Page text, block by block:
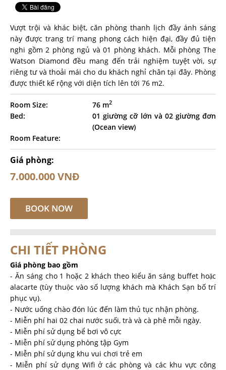
Vượt trội và khác biệt, căn phòng thanh lịch đầy ánh sáng
này được trang trí mang phong cách hiện đại, đầy đủ tiện
nghi gồm 2 phòng ngủ và 01 phòng khách. Mỗi phòng The
Watson Diamond đều mang đến trải nghiệm tuyệt vời, sự
riêng tư và thoải mái cho du khách nghỉ chân tại đây. Phòng
được thiết kế rộng với diện tích lên tới 76 m2.
Room Size: 76 m2
Bed:
01 giường cỡ lớn và 02 giường đơn
(Ocean view)
Room Feature:
Giá phòng:
7.000.000 VNĐ
BOOK NOW
CHI TIẾT PHÒNG
Giá phòng bao gồm
- Ăn sáng cho 1 hoặc 2 khách theo kiểu ăn sáng buffet hoặc
alacarte (tùy thuộc vào số lượng khách mà Khách Sạn bố trí
phục vụ).
- Nước uống chào đón lúc đến làm thủ tục nhận phòng.
- Miễn phí hai 02 chai nước suối, trà và cà phê mỗi ngày.
- Miễn phí sử dụng bể bơi vô cực
- Miễn phí sử dụng phòng tập Gym
- Miễn phí sử dụng khu vui chơi trẻ em
- Miễn phí sử dụng Wifi ở các phòng và các khu vực công